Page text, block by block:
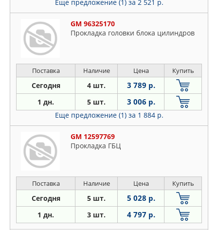
Еще предложение (1) за 2 521 р.
GM 96325170
Пpoклaдкa гoлoвки блoкa цилиндpoв
Поставка Наличие Цена Купить
Сегодня 4 шт. 3 789 р.
1 дн. 5 шт. 3 006 р.
Еще предложение (1) за 1 884 р.
GM 12597769
Прокладка ГБЦ
Поставка Наличие Цена Купить
Сегодня 5 шт. 5 028 р.
1 дн. 3 шт. 4 797 р.